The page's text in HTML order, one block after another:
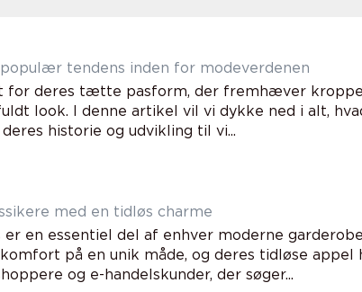
tendens inden for modeverdenen
for deres tætte pasform, der fremhæver
look. I denne artikel vil vi dykke ned i alt,
historie og udvikling til vi...
med en tidløs charme
en essentiel del af enhver moderne
på en unik måde, og deres tidløse
og e-handelskunder, der søger...